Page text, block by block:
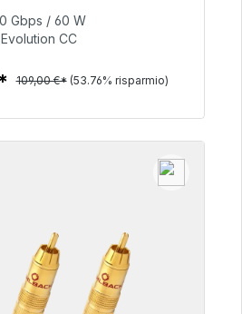
50,40 €
Gbps / 60 W
Evolution CC
109,00 €* (53.76% risparmio)